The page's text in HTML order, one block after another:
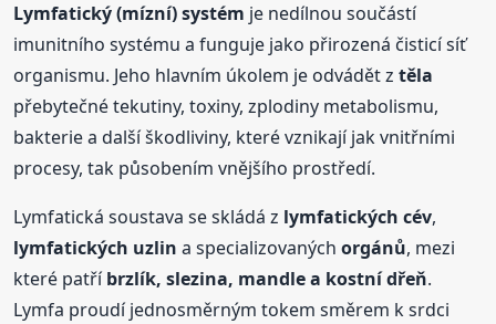
Lymfatický (mízní) systém je nedílnou součástí
imunitního systému a funguje jako přirozená čisticí síť
organismu. Jeho hlavním úkolem je odvádět ztěla
přebytečné tekutiny, toxiny, zplodiny metabolismu,
bakterie a další škodliviny, které vznikají jak vnitřními
procesy, tak působením vnějšího prostředí.
Lymfatická soustava se skládá z lymfatických cév,
lymfatických uzlin a specializovanýchorgánů, mezi
které patříbrzlík, slezina, mandle a kostní dřeň.
Lymfa proudí jednosměrným tokem směrem k srdci